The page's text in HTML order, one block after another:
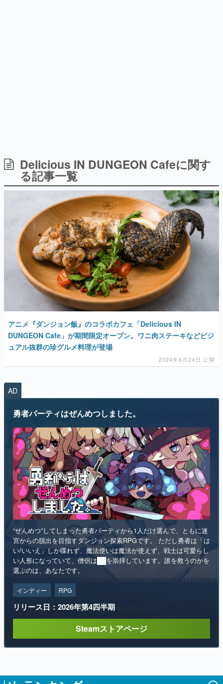
日本のモバイルゲーム史における主要なトピック・タイト
ルを網羅するほか、開発者へのインタビューや識者による
解説を掲載。約20年の歴史が一望できる決定版！
若ゲのいたり〜ゲームクリエイターの青春〜
『うつヌケ』『ペンと箸』等で知られるマンガ家・田中圭
一先生によるゲーム業界レポートマンガです。
なんでゲームは面白い？
ゲーム開発者・hamatsu氏がゲームの魅力を画面や操作の
具体的な形から解き明かしていく、硬派で骨太な評論連載
です。
ゲームが変えた日本語
「経験値」「裏技」「ラスボス」… ゲームにまつわる言葉
の起源や用法の変遷を、コンピューター文化史研究家・タ
イニーP氏が徹底調査。
カテゴリ
特集記事
アプリレビュー
その他
電ファミニコゲーマーとは？
運営：株式会社マレ
アニメ『ダンジョン飯』のコラボカフェ「Delicious IN
DUNGEON Cafe」が期間限定オープン。ワニ肉ステーキなどビジ
ュアル抜群の珍グルメ料理が登場
2024年6月24日 公開
AD
“ぜんめつ”してしまった勇者パーティから1人だけ選んで、ともに迷
宮からの脱出を目指すダンジョン探索RPGです。 ただし勇者は「は
い/いいえ」しか喋れず、魔法使いは魔法が使えず、戦士は可愛らし
い人形になっていて、僧侶は██を崇拝しています。誰を救うのかを
選ぶのは、あなたです。
インディー RPG
リリース日：2026年第4四半期
ランキング
1
「タバコを止められない猫耳キャラを描く